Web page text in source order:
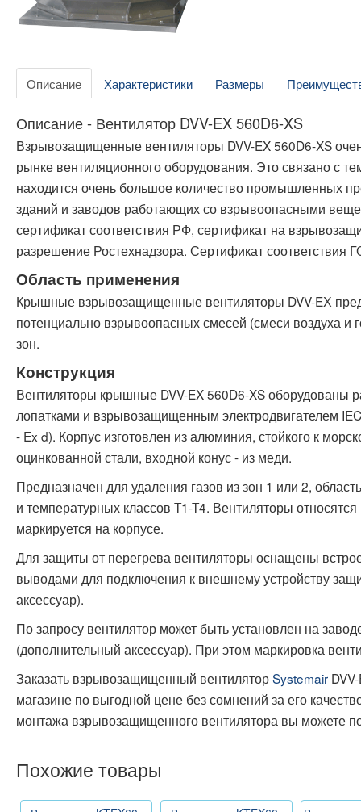
Описание Характеристики Размеры
Описание - Вентилятор DVV-EX 560D6-XS
Взрывозащищенные вентиляторы DVV-EX 560D6-XS
рынке вентиляционного оборудования. Это связано с
находится очень большое количество промышленных
зданий и заводов работающих со взрывоопасными
сертификат соответствия РФ, сертификат на
разрешение Ростехнадзора. Сертификат
Область применения
Крышные взрывозащищенные вентиляторы DVV-EХ
потенциально взрывоопасных смесей (смеси воздуха и
зон.
Конструкция
Вентиляторы крышные DVV-EX 560D6-XS оборудованы
лопатками и взрывозащищенным электродвигателем
- Ex d). Корпус изготовлен из алюминия, стойкого к
оцинкованной стали, входной конус - из меди.
Предназначен для удаления газов из зон 1 или 2,
и температурных классов T1-T4. Вентиляторы относятся
маркируется на корпусе.
Для защиты от перегрева вентиляторы оснащены
выводами для подключения к внешнему устройству
аксессуар).
По запросу вентилятор может быть установлен на
(дополнительный аксессуар). При этом маркировка
Заказать взрывозащищенный вентиляторSystemair
магазине по выгодной цене без сомнений за его
монтажа взрывозащищенного вентилятора вы можете
Похожие товары